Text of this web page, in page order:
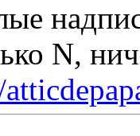
N,